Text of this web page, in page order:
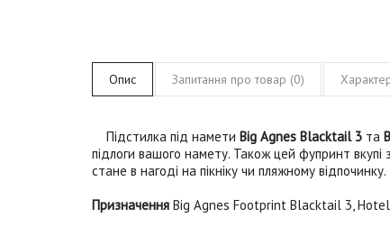
Опис Запитання про товар (0)
Підстилка під намети Big Agnes Blacktail 3 та
підлоги вашого намету. Також цей фупринт
стане в нагоді на пікніку чи пляжному відпочинку.
Призначення Big Agnes Footprint Blacktail 3, Hotel